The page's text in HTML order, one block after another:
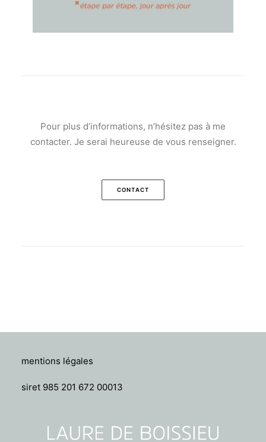
Pour plus d’informations, n’hésitez pas à me
contacter. Je serai heureuse de vous renseigner.
CONTACT
mentions légales
siret 985 201 672 00013